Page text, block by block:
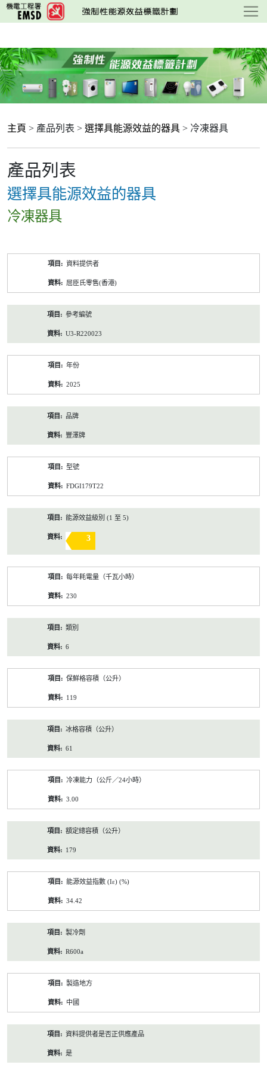
跳
至
要
內
容
主頁 > 產品列表 > 選擇具能源效益的器具 > 冷凍器具
產品列表
選擇具能源效益的器具
冷凍器具
資料提供者
屈臣氏零售(香港)
參考編號
U3-R220023
年份
2025
品牌
豐澤牌
型號
FDGI179T22
能源效益級別 (1 至 5)
3
每年耗電量（千瓦小時）
230
類別
6
保鮮格容積（公升）
119
冰格容積（公升）
61
冷凍能力（公斤／24小時）
3.00
額定總容積（公升）
179
能源效益指數 (Iε) (%)
34.42
製冷劑
R600a
製造地方
中國
資料提供者是否正供應產品
是